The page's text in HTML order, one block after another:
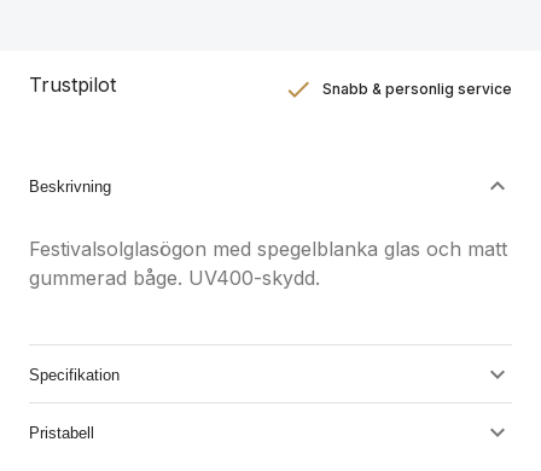
Trustpilot Snabb & personlig service
Beskrivning
Festivalsolglasögon med spegelblanka glas och matt
gummerad båge. UV400-skydd.
Specifikation
Pristabell